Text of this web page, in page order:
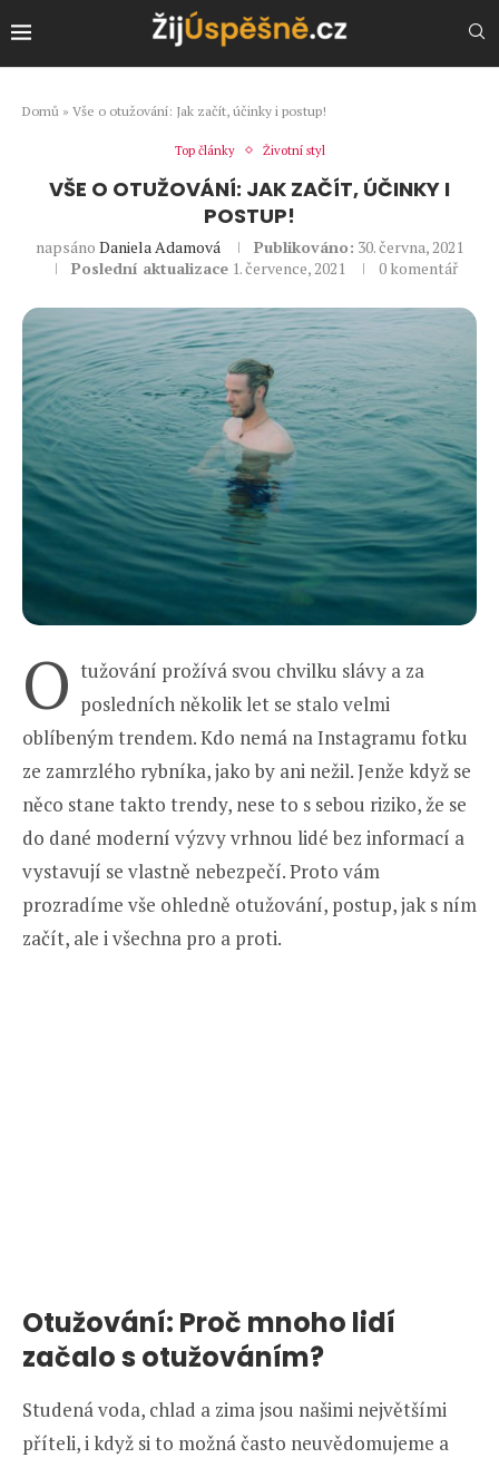
Domů » Vše o otužování: Jak začít, účinky i postup!
Top články Životní styl
VŠE O OTUŽOVÁNÍ: JAK ZAČÍT, ÚČINKY I
POSTUP!
napsáno Daniela Adamová Publikováno: 30. června, 2021
Poslední aktualizace 1. července, 2021 0 komentář
O tužování prožívá svou chvilku slávy a za
posledních několik let se stalo velmi
oblíbeným trendem. Kdo nemá na Instagramu fotku
ze zamrzlého rybníka, jako by ani nežil. Jenže když se
něco stane takto trendy, nese to s sebou riziko, že se
do dané moderní výzvy vrhnou lidé bez informací a
vystavují se vlastně nebezpečí. Proto vám
prozradíme vše ohledně otužování, postup, jak s ním
začít, ale i všechna pro a proti.
Otužování: Proč mnoho lidí
začalo s otužováním?
Studená voda, chlad a zima jsou našimi největšími
příteli, i když si to možná často neuvědomujeme a